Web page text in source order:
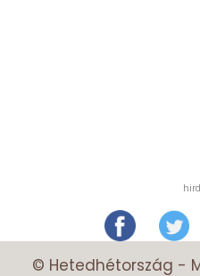
© Hetedhétország -